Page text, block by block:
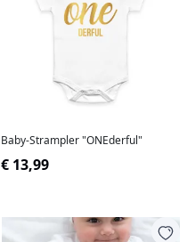
Baby-Strampler "ONEderful"
€ 13,99